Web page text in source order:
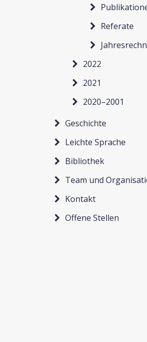
Referate
2022
2021
2020–2001
Geschichte
Leichte Sprache
Bibliothek
Team und
Kontakt
Offene Stellen